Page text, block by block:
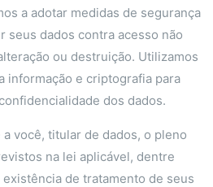
a adotar medidas de segurança
seus dados contra acesso não
ou destruição. Utilizamos
informação e criptografia para
dos dados.
você, titular de dados, o pleno
na lei aplicável, dentre
existência de tratamento de seus